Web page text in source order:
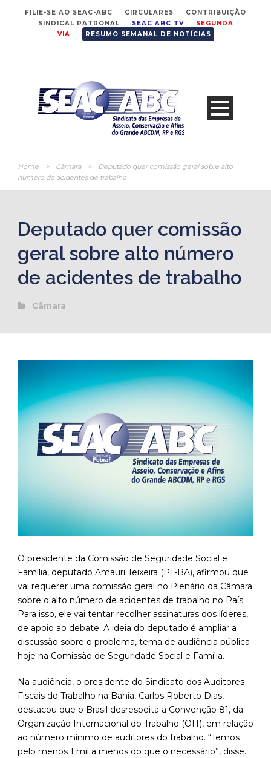
FILIE-SE AO SEAC-ABC CIRCULARES
CONTRIBUIÇÃO
SINDICAL PATRONAL
SEAC ABC TV
SEGUNDA
VIA
RESUMO SEMANAL DE NOTÍCIAS
Home > Câmara >
Deputado quer comissão geral sobre alto
número de acidentes de trabalho
Deputado quer comissão
geral sobre alto número
de acidentes de trabalho
Câmara
O presidente da Comissão de Seguridade Social e
Família, deputado Amauri Teixeira (PT-BA), afirmou que
vai requerer uma comissão geral no Plenário da Câmara
sobre o alto número de acidentes de trabalho no País.
Para isso, ele vai tentar recolher assinaturas dos líderes,
de apoio ao debate. A ideia do deputado é ampliar a
discussão sobre o problema, tema de audiência pública
hoje na Comissão de Seguridade Social e Família.
Na audiência, o presidente do Sindicato dos Auditores
Fiscais do Trabalho na Bahia, Carlos Roberto Dias,
destacou que o Brasil desrespeita a Convenção 81, da
Organização Internacional do Trabalho (OIT), em relação
ao número mínimo de auditores do trabalho. “Temos
pelo menos 1 mil a menos do que o necessário”, disse.